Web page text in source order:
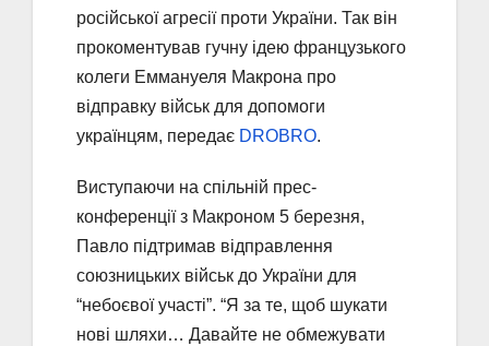
російської агресії проти України. Так він
прокоментував гучну ідею французького
колеги Еммануеля Макрона про
відправку військ для допомоги
українцям, передає DROBRO.
Виступаючи на спільній прес-
конференції з Макроном 5 березня,
Павло підтримав відправлення
союзницьких військ до України для
“небоєвої участі”. “Я за те, щоб шукати
нові шляхи… Давайте не обмежувати